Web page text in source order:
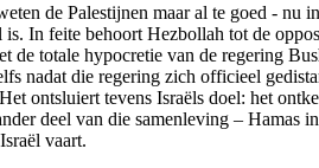
de Palestijnen maar al te goed -
In feite behoort Hezbollah tot de
totale hypocretie van de regering
nadat die regering zich officieel
ontsluiert tevens Israëls doel: het
deel van die samenleving –
vaart.